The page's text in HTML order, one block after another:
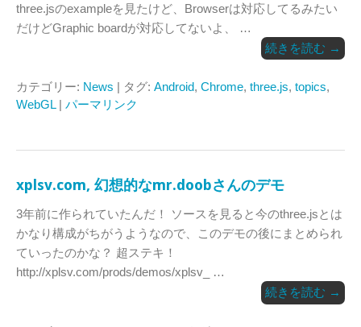
three.jsのexampleを見たけど、Browserは対応してるみたい
だけどGraphic boardが対応してないよ、 …
続きを読む →
カテゴリー: News | タグ: Android, Chrome, three.js, topics,
WebGL| パーマリンク
xplsv.com, 幻想的なmr.doobさんのデモ
3年前に作られていたんだ！ ソースを見ると今のthree.jsとは
かなり構成がちがうようなので、このデモの後にまとめられ
ていったのかな？ 超ステキ！
http://xplsv.com/prods/demos/xplsv_ …
続きを読む →